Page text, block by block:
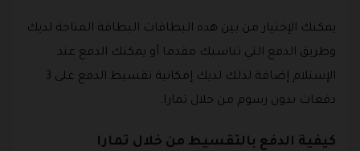
يمكنك الإختيار من بين هذه البطاقات البطاقة المتاحة لديك
وطريق الدفع التي تناسبك مقدما أو يمكنك الدفع عند
الإستلام إضافة لذلك لديك إمكانية تقسيط الدفع على 3
دفعات بدون رسوم من خلال تمارا.
كيفية الدفع بالتقسيط من خلال تمارا